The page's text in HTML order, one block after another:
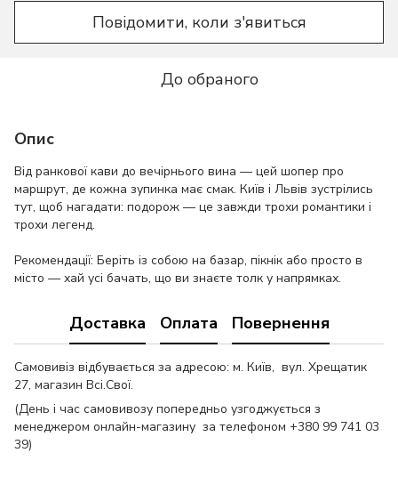
Повідомити, коли з'явиться
До обраного
Опис
Від ранкової кави до вечірнього вина — цей шопер про
маршрут, де кожна зупинка має смак. Київ і Львів зустрілись
тут, щоб нагадати: подорож — це завжди трохи романтики і
трохи легенд.
Рекомендації: Беріть із собою на базар, пікнік або просто в
місто — хай усі бачать, що ви знаєте толк у напрямках.
Доставка Оплата Повернення
Самовивіз відбувається за адресою: м. Київ, вул. Хрещатик
27, магазин Всі.Свої.
(День і час самовивозу попередньо узгоджується з
менеджером онлайн-магазину за телефоном +380 99 741 03
39)